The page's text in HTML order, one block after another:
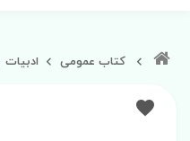
کتاب عمومی ادبیات